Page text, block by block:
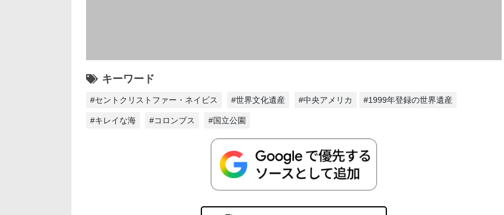
キーワード
#セントクリストファー・ネイビス #世界文化遺産 #中央アメリカ #1999年登録の世界遺産
#キレイな海 #コロンブス #国立公園